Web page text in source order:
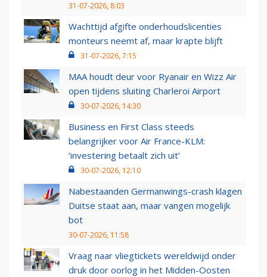
31-07-2026, 8:03
Wachttijd afgifte onderhoudslicenties
monteurs neemt af, maar krapte blijft
31-07-2026, 7:15
MAA houdt deur voor Ryanair en Wizz Air
open tijdens sluiting Charleroi Airport
30-07-2026, 14:30
Business en First Class steeds
belangrijker voor Air France-KLM:
‘investering betaalt zich uit’
30-07-2026, 12:10
Nabestaanden Germanwings-crash klagen
Duitse staat aan, maar vangen mogelijk
bot
30-07-2026, 11:58
Vraag naar vliegtickets wereldwijd onder
druk door oorlog in het Midden-Oosten